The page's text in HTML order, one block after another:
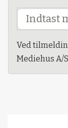
Ved
Mediehus A/